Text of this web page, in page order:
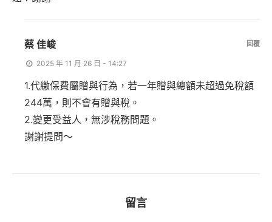
蔡 佳峻
2025 年 11 月 26 日 - 14:27
1.代繳保費屬贈與行為，若一年贈與總額未超過免稅額
244萬，則不會有贈與稅。
2.變更受益人，無涉稅務問題。
謝謝提問～
回覆
留言